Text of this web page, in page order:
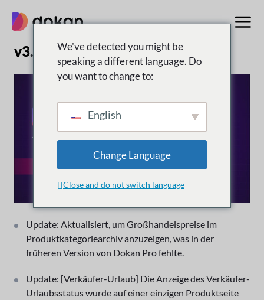
Inhalt
springen
v3.9.3 | 13. November 2023
Update: Aktualisiert, um Großhandelspreise im
Produktkategoriearchiv anzuzeigen, was in der
früheren Version von Dokan Pro fehlte.
Update: [Verkäufer-Urlaub] Die Anzeige des Verkäufer-
Urlaubsstatus wurde auf einer einzigen Produktseite
We've detected you might be
speaking a different language. Do
you want to change to:
English
Change Language
Close and do not switch language